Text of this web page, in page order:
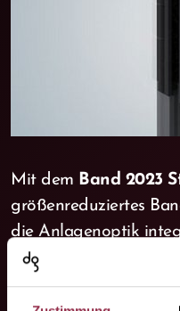
Mit dem Band 2023
größenreduziertes
die Anlagenoptik
Montage mit
Glasbohrungen